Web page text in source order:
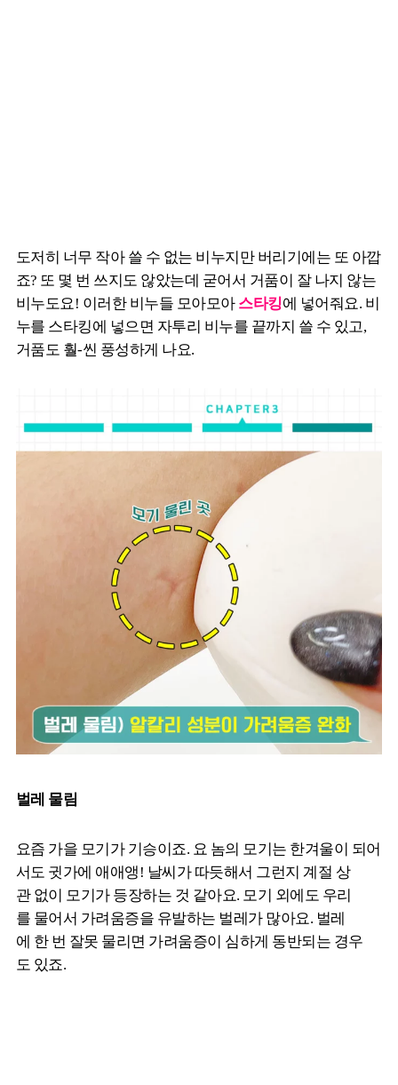
도저히 너무 작아 쓸 수 없는 비누지만 버리기에는 또 아깝
죠? 또 몇 번 쓰지도 않았는데 굳어서 거품이 잘 나지 않는
비누도요! 이러한 비누들 모아모아 스타킹에 넣어줘요. 비
누를 스타킹에 넣으면 자투리 비누를 끝까지 쓸 수 있고,
거품도 훨-씬 풍성하게 나요.
벌레 물림
요즘 가을 모기가 기승이죠. 요 놈의 모기는 한겨울이 되어
서도 귓가에 애애앵! 날씨가 따듯해서 그런지 계절 상
관 없이 모기가 등장하는 것 같아요. 모기 외에도 우리
를 물어서 가려움증을 유발하는 벌레가 많아요. 벌레
에 한 번 잘못 물리면 가려움증이 심하게 동반되는 경우
도 있죠.